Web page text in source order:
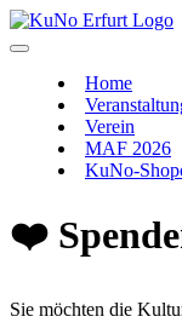
Home
Verein
MAF 2026
KuNo-Shop
❤️
Sie möchten die